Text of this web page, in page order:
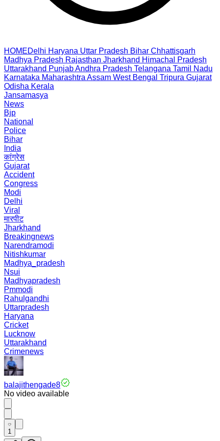
HOMEDelhi Haryana Uttar Pradesh Bihar Chhattisgarh
Madhya Pradesh Rajasthan Jharkhand Himachal Pradesh
Uttarakhand PunjabAndhra Pradesh Telangana Tamil Nadu
Karnataka Maharashtra Assam West Bengal Tripura Gujarat
Odisha Kerala
Jansamasya
News
Bjp
National
Police
Bihar
India
कांग्रेस
Gujarat
Accident
Congress
Modi
Delhi
Viral
मारपीट
Jharkhand
Breakingnews
Narendramodi
Nitishkumar
Madhya_pradesh
Nsui
Madhyapradesh
Pmmodi
Rahulgandhi
Uttarpradesh
Haryana
Cricket
Lucknow
Uttarakhand
Crimenews
balajithengade8
No video available
1